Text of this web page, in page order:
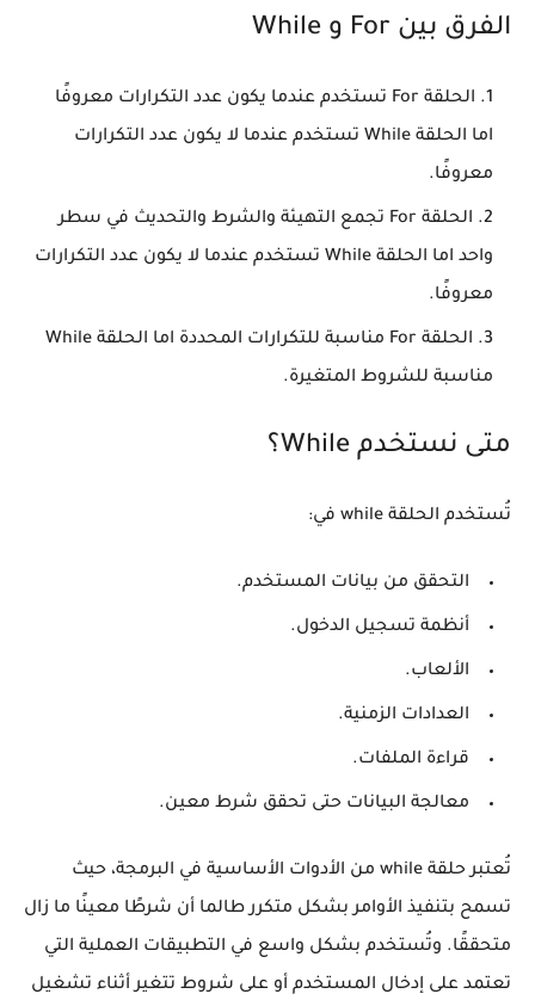
الفرق بين For و While
الحلقة For تستخدم عندما يكون عدد التكرارات معروفًا
اما الحلقة While تستخدم عندما لا يكون عدد التكرارات
معروفًا.
الحلقة For تجمع التهيئة والشرط والتحديث في سطر
واحد اما الحلقة While تستخدم عندما لا يكون عدد التكرارات
معروفًا.
الحلقة For مناسبة للتكرارات المحددة اما الحلقة While
مناسبة للشروط المتغيرة.
متى نستخدم While؟
تُستخدم الحلقة while في:
التحقق من بيانات المستخدم.
أنظمة تسجيل الدخول.
الألعاب.
العدادات الزمنية.
قراءة الملفات.
معالجة البيانات حتى تحقق شرط معين.
تُعتبر حلقة while من الأدوات الأساسية في البرمجة، حيث
تسمح بتنفيذ الأوامر بشكل متكرر طالما أن شرطًا معينًا ما زال
متحققًا. وتُستخدم بشكل واسع في التطبيقات العملية التي
تعتمد على إدخال المستخدم أو على شروط تتغير أثناء تشغيل